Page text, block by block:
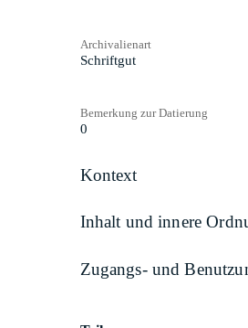
Archivalienart
Schriftgut
Bemerkung zur Datierung
0
Kontext
Inhalt und innere
Zugangs- und